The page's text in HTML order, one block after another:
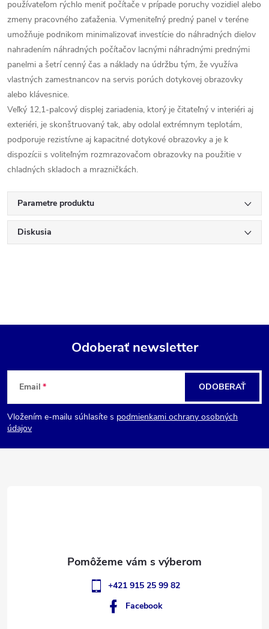
používateľom rýchlo meniť počítače v prípade poruchy vozidiel alebo
zmeny pracovného zaťaženia. Vymeniteľný predný panel v teréne
umožňuje podnikom minimalizovať investície do náhradných dielov
nahradením náhradných počítačov lacnými náhradnými prednými
panelmi a šetrí cenný čas a náklady na údržbu tým, že využíva
vlastných zamestnancov na servis porúch dotykovej obrazovky
alebo klávesnice.
Veľký 12,1-palcový displej zariadenia, ktorý je čitateľný v interiéri aj
exteriéri, je skonštruovaný tak, aby odolal extrémnym teplotám,
podporuje rezistívne aj kapacitné dotykové obrazovky a je k
dispozícii s voliteľným rozmrazovačom obrazovky na použitie v
chladných skladoch a mrazničkách.
Parametre produktu
Diskusia
Z
á
p
Odoberať newsletter
Email
Vložením e-mailu súhlasíte s podmienkami ochrany osobných
údajov
ODOBERAŤ
+421 915 25 99 82
Facebook